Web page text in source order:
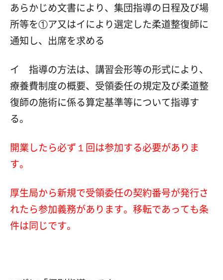
あらかじめ文書により、集団指導の日程及び場
所等を①ア又はイにより選定した柔道整復師に
通知し、出席を求める
イ 指導の方法は、講習会形等の形式により、
療養費制度の概要、受領委任の規定及び柔道整
復師の施術に係る算定基準等について指導す
る。
開業したら必ず１回は参加する必要がありま
す。
厚生局から新規で受領委任の契約番号が発行さ
れたら参加義務があります。移転であっても条
件は同じです。